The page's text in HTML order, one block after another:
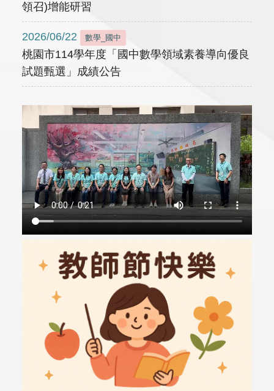
領召)增能研習
2026/06/22 數學_國中
桃園市114學年度「國中數學領域素養導向優良
試題甄選」成績公告